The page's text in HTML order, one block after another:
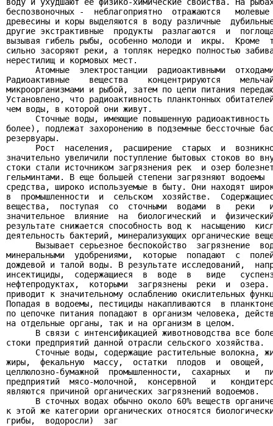
беспозвоночных -  неблагоприятно  отражаются
древесины и коры выделяются в воду различные
другие экстрактивные  продукты  разлагаются  и
вызывая гибель рыбы, особенно молоди и  икры.  Кроме
сильно засоряют реки, а топляк нередко полностью
нерестилищ и кормовых мест.
Атомные  электростанции  радиоактивными
Радиоактивные    вещества    концентрируются
микроорганизмами и рыбой, затем по цепи питания
Установлено, что радиоактивность планктонных
чем воды, в которой они живут.
Сточные воды, имеющие повышенную
более), подлежат захоронению в подземные бессточные
резервуары.
Рост  населения,  расширение  старых  и
значительно увеличили поступление бытовых стоков во
стоки стали источником загрязнения рек  и озер
гельминтами. В еще большей степени загрязняют водоемы
средства, широко используемые в быту. Они находят
в  промышленности  и  сельском  хозяйстве.
вещества,  поступая  со  сточными  водами  в   реки
значительное  влияние  на  биологический  и
результате снижается способность вод к  насыщению
деятельность бактерий, минерализующих органические
Вызывает серьезное беспокойство  загрязнение
минеральными  удобрениями,  которые  попадают  с
дождевой и талой воды. В результате исследований,
инсектициды,  содержащиеся  в  воде  в   виде
нефтепродуктах,  которыми  загрязнены  реки  и
приводит к значительному ослаблению окислительных
Попадая в водоемы, пестициды накапливаются  в
по цепочке питания попадают в организм человека,
на отдельные органы, так и на организм в целом.
В связи с интенсификацией животноводства все
стоки предприятий данной отрасли сельского хозяйства.
Сточные воды, содержащие растительные волокна,
жиры,  фекальную  массу,  остатки  плодов  и  овощей,
целлюлозно-бумажной  промышленности,  сахарных   и
предприятий  мясо-молочной,  консервной   и
являются причиной органических загрязнений водоемов.
В сточных водах обычно около 60% веществ
к этой же категории органических относятся
грибы,  водоросли)  заг